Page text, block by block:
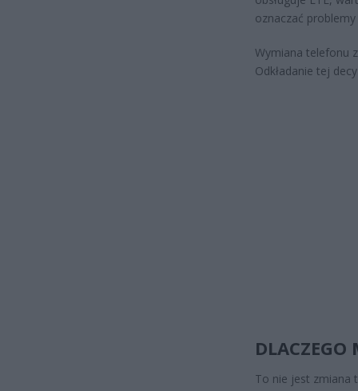
oznaczać
Wymiana telefonu
Odkładanie tej
DLACZEGO
To nie jest zmiana